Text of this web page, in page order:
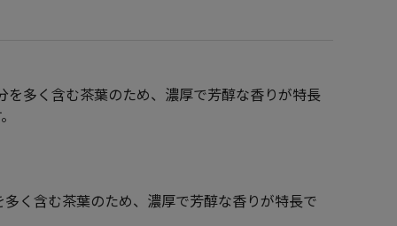
多く含む茶葉のため、濃厚で芳醇な香りが特長
く含む茶葉のため、濃厚で芳醇な香りが特長で